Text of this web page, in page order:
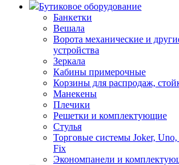
Бутиковое оборудование
Банкетки
Вешала
Ворота механические и
устройства
Зеркала
Кабины примерочные
Корзины для распродаж,
Манекены
Плечики
Решетки и комплектующие
Стулья
Торговые системы Joker,
Fix
Экономпанели и